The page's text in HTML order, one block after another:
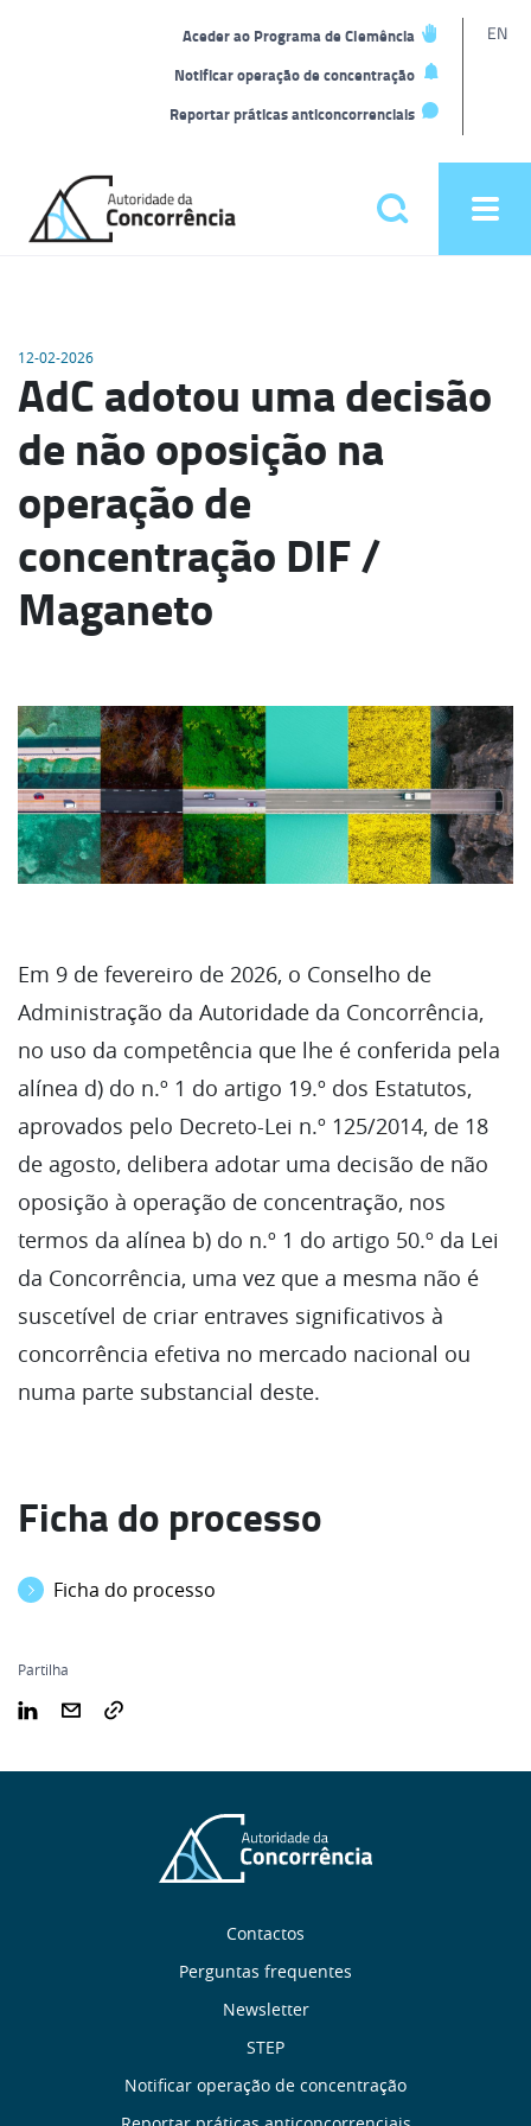
Aceder ao Programa de Clemência
Notificar operação de concentração
Reportar práticas anticoncorrenciais
EN
home
Pesquisar
12-02-2026
AdC adotou uma decisão
de não oposição na
operação de
concentração DIF /
Maganeto
Em 9 de fevereiro de 2026, o Conselho de
Administração da Autoridade da Concorrência,
no uso da competência que lhe é conferida pela
alínea d) do n.º 1 do artigo 19.º dos Estatutos,
aprovados pelo Decreto-Lei n.º 125/2014, de 18
de agosto, delibera adotar uma decisão de não
oposição à operação de concentração, nos
termos da alínea b) do n.º 1 do artigo 50.º da Lei
da Concorrência, uma vez que a mesma não é
suscetível de criar entraves significativos à
concorrência efetiva no mercado nacional ou
numa parte substancial deste.
Ficha do processo
Ficha do processo
Partilha
Contactos
Perguntas frequentes
Newsletter
STEP
Notificar operação de concentração